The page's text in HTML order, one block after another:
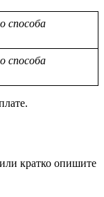
способа
способа
кратко опишите